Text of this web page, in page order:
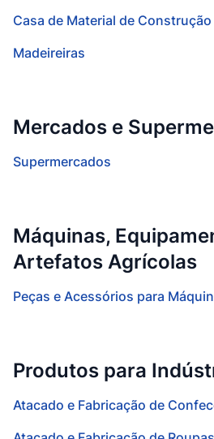
Casa de Material de Construção
Madeireiras
Mercados e
Supermercados
Máquinas,
Artefatos Agrícolas
Peças e Acessórios para
Produtos para
Atacado e Fabricação de